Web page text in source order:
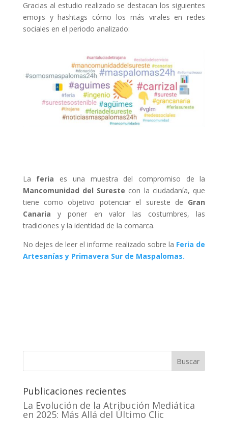
Gracias al estudio realizado se destacan los siguientes
emojis y hashtags cómo los más virales en redes
sociales en el periodo analizado:
La feria es una muestra del compromiso de la
Mancomunidad del Sureste con la ciudadanía, que
tiene como objetivo potenciar el sureste de Gran
Canaria y poner en valor las costumbres, las
tradiciones y la identidad de la comarca.
No dejes de leer el informe realizado sobre la Feria de
Artesanías y Primavera Sur de Maspalomas.
Buscar
Publicaciones recientes
La Evolución de la Atribución Mediática
en 2025: Más Allá del Último Clic